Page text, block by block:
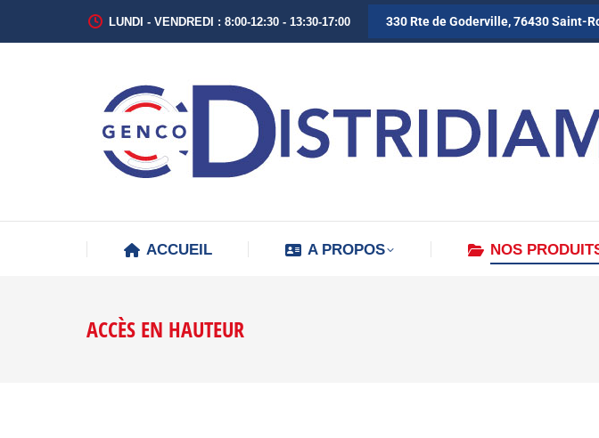
LUNDI - VENDREDI : 8:00-12:30 - 13:30-17:00 330 Rte de Goderville, 76430 Saint-
ACCUEIL A PROPOS NOS
ACCÈS EN HAUTEUR